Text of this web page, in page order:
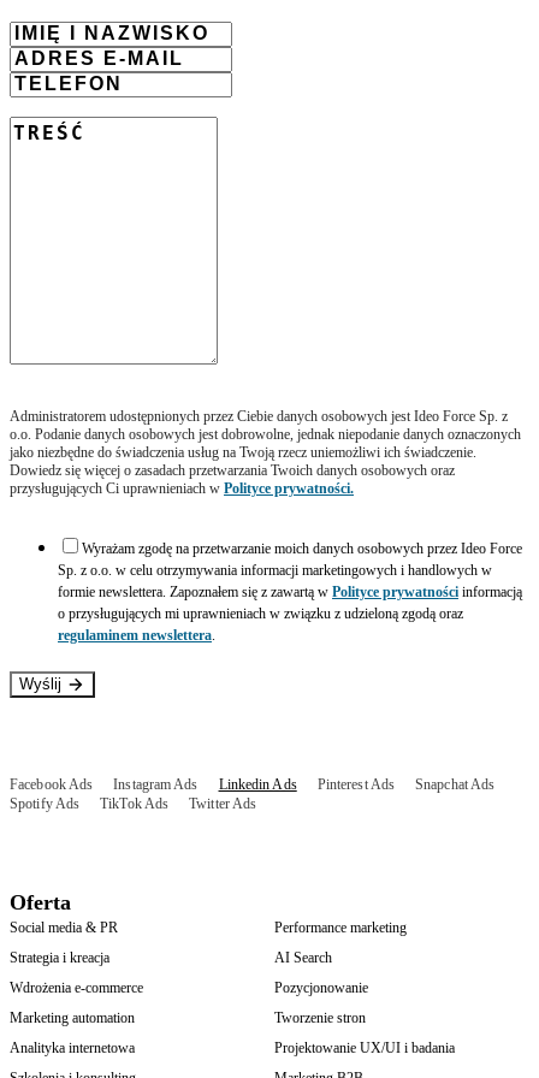
Administratorem udostępnionych przez Ciebie danych osobowych jest Ideo Force Sp. z
o.o. Podanie danych osobowych jest dobrowolne, jednak niepodanie danych oznaczonych
jako niezbędne do świadczenia usług na Twoją rzecz uniemożliwi ich świadczenie.
Dowiedz się więcej o zasadach przetwarzania Twoich danych osobowych oraz
przysługujących Ci uprawnieniach w Polityce prywatności.
Wyrażam zgodę na przetwarzanie moich danych osobowych przez Ideo Force
Sp. z o.o. w celu otrzymywania informacji marketingowych i handlowych w
formie newslettera. Zapoznałem się z zawartą w Polityce prywatności informacją
o przysługujących mi uprawnieniach w związku z udzieloną zgodą oraz
regulaminem newslettera.
Wyślij
Facebook Ads Instagram Ads Linkedin Ads Pinterest Ads
Snapchat Ads
Spotify Ads
TikTok Ads Twitter Ads
Oferta
Social media & PR
Performance marketing
Strategia i kreacja
AI Search
Wdrożenia e-commerce
Pozycjonowanie
Marketing automation
Tworzenie stron
Analityka internetowa
Projektowanie UX/UI i badania